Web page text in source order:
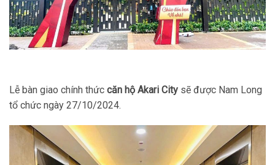
Lễ bàn giao chính thức căn hộ Akari City sẽ được Nam Long
tổ chức ngày 27/10/2024.